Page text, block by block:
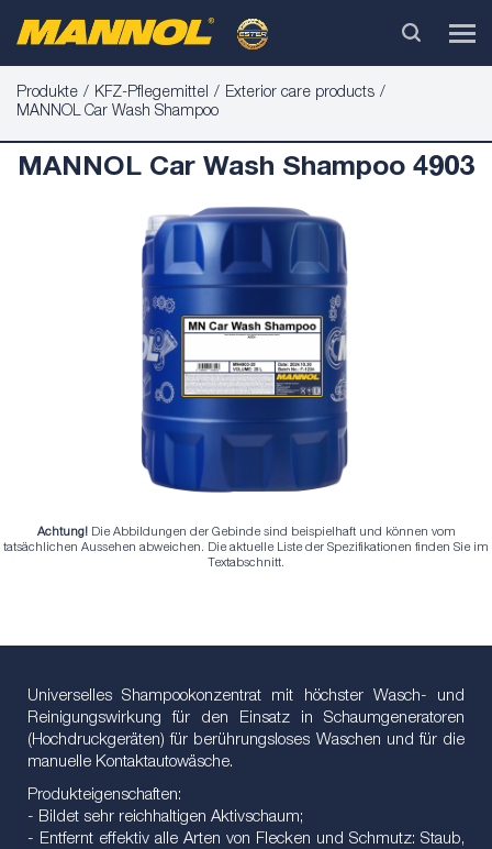
Produkte KFZ-Pflegemittel
Exterior care products
MANNOL Car Wash Shampoo
MANNOL Car Wash Shampoo 4903
Achtung! Die Abbildungen der Gebinde sind beispielhaft und können vom
tatsächlichen Aussehen abweichen. Die aktuelle Liste der Spezifikationen finden Sie im
Textabschnitt.
Universelles Shampookonzentrat mit höchster Wasch- und
Reinigungswirkung für den Einsatz in Schaumgeneratoren
(Hochdruckgeräten) für berührungsloses Waschen und für die
manuelle Kontaktautowäsche.
Produkteigenschaften:
- Bildet sehr reichhaltigen Aktivschaum;
- Entfernt effektiv alle Arten von Flecken und Schmutz: Staub,